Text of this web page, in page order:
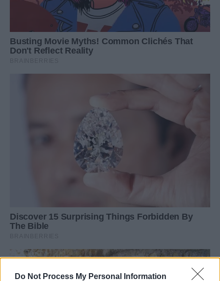
Do Not Process My Personal Information